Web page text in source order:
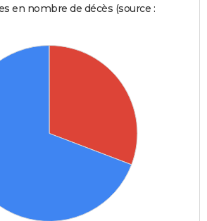
en nombre de décès (source :